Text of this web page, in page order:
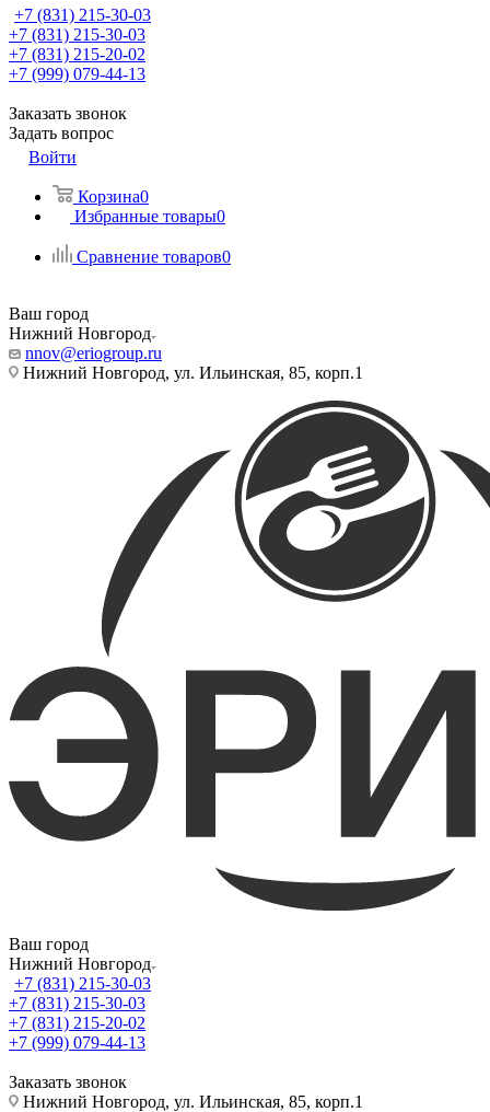
+7 (831) 215-30-03
+7 (831) 215-30-03
+7 (831) 215-20-02
+7 (999) 079-44-13
Заказать звонок
Задать вопрос
Войти
Корзина0
Избранные товары0
Сравнение товаров0
Ваш город
Нижний Новгород
nnov@eriogroup.ru
Нижний Новгород, ул. Ильинская, 85, корп.1
Ваш город
Нижний Новгород
+7 (831) 215-30-03
+7 (831) 215-30-03
+7 (831) 215-20-02
+7 (999) 079-44-13
Заказать звонок
Нижний Новгород, ул. Ильинская, 85, корп.1